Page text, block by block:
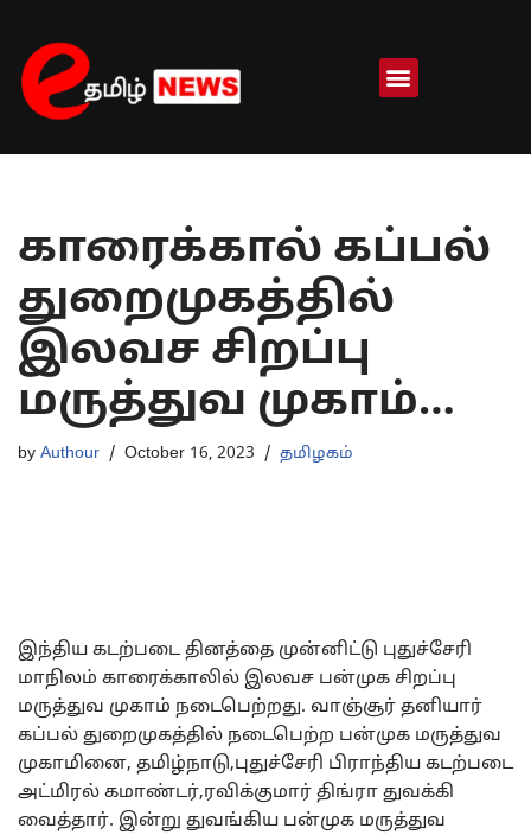
Skip
to
content
காரைக்கால் கப்பல்
துறைமுகத்தில்
இலவச சிறப்பு
மருத்துவ முகாம்…
by Authour October 16, 2023 தமிழகம்
இந்திய கடற்படை தினத்தை முன்னிட்டு புதுச்சேரி
மாநிலம் காரைக்காலில் இலவச பன்முக சிறப்பு
மருத்துவ முகாம் நடைபெற்றது. வாஞ்சூர் தனியார்
கப்பல் துறைமுகத்தில் நடைபெற்ற பன்முக மருத்துவ
முகாமினை, தமிழ்நாடு,புதுச்சேரி பிராந்திய கடற்படை
அட்மிரல் கமாண்டர்,ரவிக்குமார் திங்ரா துவக்கி
வைத்தார். இன்று துவங்கிய பன்முக மருத்துவ